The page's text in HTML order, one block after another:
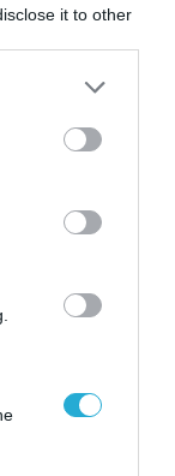
it to other
more Google
may click to
party tags to
below Google